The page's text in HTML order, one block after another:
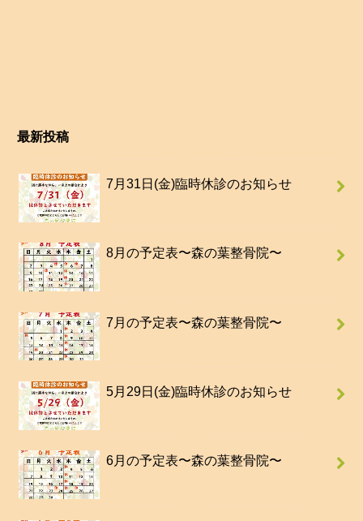
最新投稿
7月31日(金)臨時休診のお知らせ
8月の予定表〜森の葉整骨院〜
7月の予定表〜森の葉整骨院〜
5月29日(金)臨時休診のお知らせ
6月の予定表〜森の葉整骨院〜